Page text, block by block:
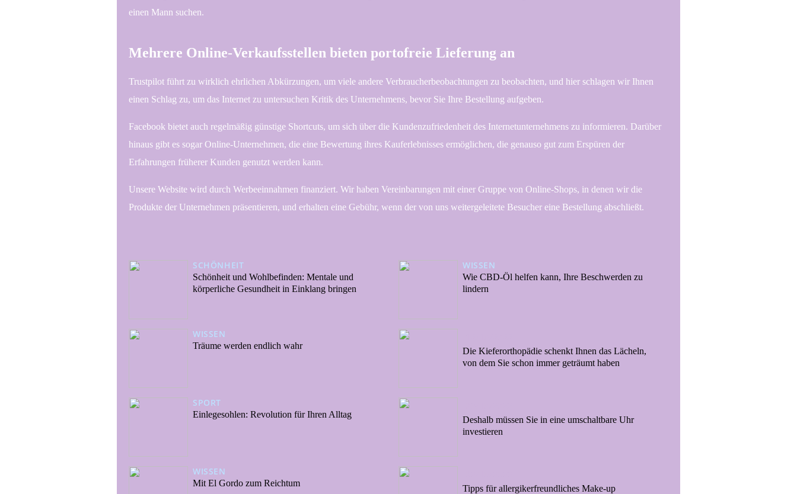
einen Mann suchen.
Mehrere Online-Verkaufsstellen bieten portofreie Lieferung an
Trustpilot führt zu wirklich ehrlichen Abkürzungen, um viele andere Verbraucherbeobachtungen zu beobachten, und hier schlagen wir Ihnen
einen Schlag zu, um das Internet zu untersuchen Kritik des Unternehmens, bevor Sie Ihre Bestellung aufgeben.
Facebook bietet auch regelmäßig günstige Shortcuts, um sich über die Kundenzufriedenheit des Internetunternehmens zu informieren. Darüber
hinaus gibt es sogar Online-Unternehmen, die eine Bewertung ihres Kauferlebnisses ermöglichen, die genauso gut zum Erspüren der
Erfahrungen früherer Kunden genutzt werden kann.
Unsere Website wird durch Werbeeinnahmen finanziert. Wir haben Vereinbarungen mit einer Gruppe von Online-Shops, in denen wir die
Produkte der Unternehmen präsentieren, und erhalten eine Gebühr, wenn der von uns weitergeleitete Besucher eine Bestellung abschließt.
SCHÖNHEIT
Schönheit und Wohlbefinden: Mentale und
körperliche Gesundheit in Einklang bringen
WISSEN
Träume werden endlich wahr
SPORT
Einlegesohlen: Revolution für Ihren Alltag
WISSEN
Mit El Gordo zum Reichtum
WISSEN
Wie CBD-Öl helfen kann, Ihre Beschwerden zu
lindern
Die Kieferorthopädie schenkt Ihnen das Lächeln,
von dem Sie schon immer geträumt haben
Deshalb müssen Sie in eine umschaltbare Uhr
investieren
Tipps für allergikerfreundliches Make-up